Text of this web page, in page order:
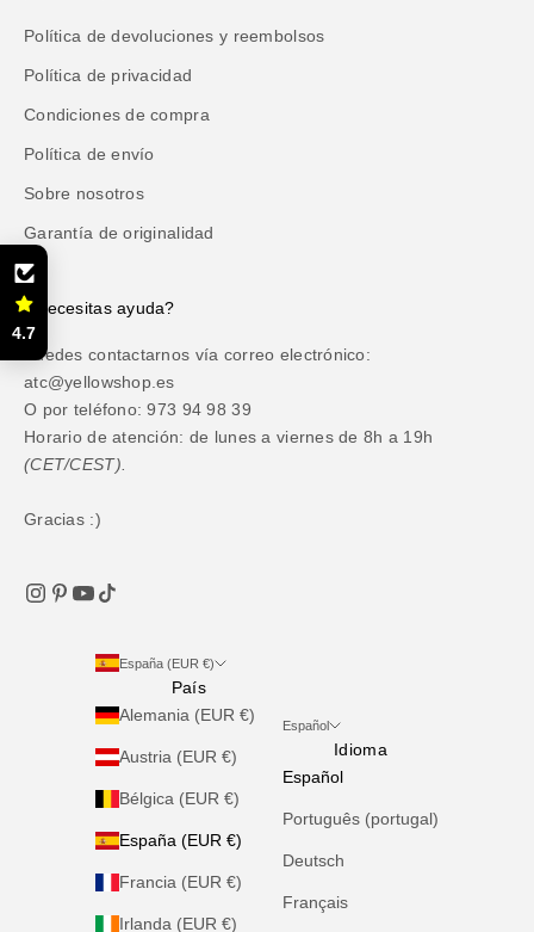
Política de devoluciones y reembolsos
Política de privacidad
Condiciones de compra
Política de envío
Sobre nosotros
Garantía de originalidad
¿Necesitas ayuda?
Puedes contactarnos vía correo electrónico:
atc@yellowshop.es
O por teléfono: 973 94 98 39
Horario de atención: de lunes a viernes de 8h a 19h
(CET/CEST).
Gracias :)
España (EUR €)
País
Alemania (EUR €)
Austria (EUR €)
Bélgica (EUR €)
España (EUR €)
Francia (EUR €)
Irlanda (EUR €)
Español
Idioma
Español
Português (portugal)
Deutsch
Français
4.7